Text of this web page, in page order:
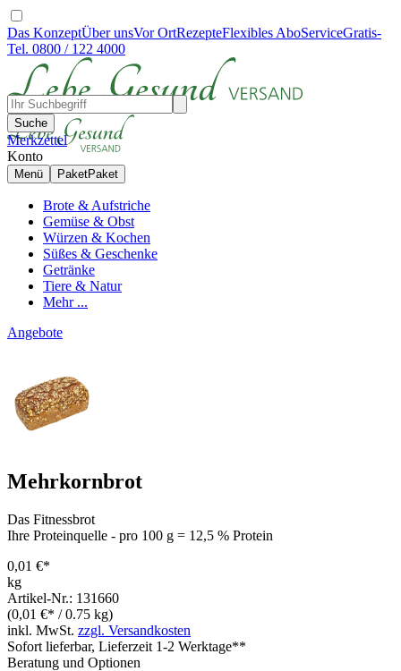
Das KonzeptÜber unsVor OrtRezepteFlexibles AboServiceGratis-
Tel. 0800 / 122 4000
Suche
Merkzettel
Konto
Menü PaketPaket
Brote & Aufstriche
Gemüse & Obst
Würzen & Kochen
Süßes & Geschenke
Getränke
Tiere & Natur
Mehr ...
Angebote
Mehrkornbrot
Das Fitnessbrot
Ihre Proteinquelle - pro 100 g = 12,5 % Protein
0,01 €*
kg
Artikel-Nr.: 131660
(0,01 €* / 0.75 kg)
inkl. MwSt. zzgl. Versandkosten
Sofort lieferbar, Lieferzeit 1-2 Werktage**
Beratung und Optionen